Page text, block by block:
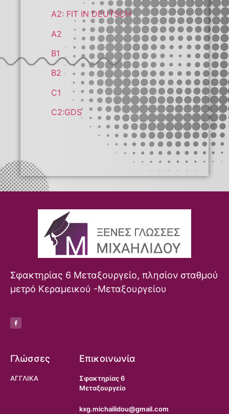
A2: FIT IN DEUTSCH
A2
B1
B2
C1
C2:GDS
Σφακτηρίας 6 Μεταξουργείο, πλησίον σταθμού
μετρό Κεραμεικού -Μεταξουργείου
Γλώσσες
ΑΓΓΛΙΚΑ
Επικοινωνία
Σφακτηρίας 6
Μεταξουργείο
kxg.michailidou@gmail.com